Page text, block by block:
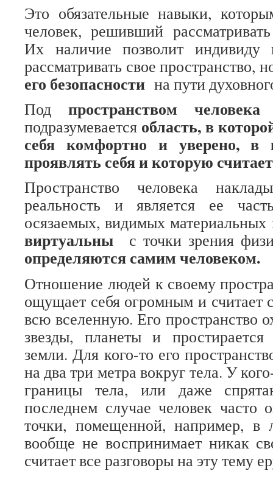
Это обязательные навыки,
человек, решивший
Их наличие позволит индивиду
рассматривать свое пространство,
его безопасности на пути
Под пространством человека
подразумевается область, в
себя комфортно и уверено, в
проявлять себя и которую
Пространство человека
реальность и является ее
осязаемых, видимых
виртуальны с точки зрения
определяются самим человеком.
Отношение людей к своему
ощущает себя огромным и считает
всю вселенную. Его пространство
звезды, планеты и
земли. Для кого-то его
на два три метра вокруг тела. У
границы тела, или даже
последнем случае человек
точки, помещенной, например, в
вообще не воспринимает никак
считает все разговоры на эту тему